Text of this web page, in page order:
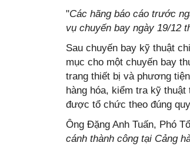
"Các hãng báo cáo trước
vụ chuyến bay ngày 19/12
Sau chuyến bay kỹ thuật
mục cho một chuyến bay
trang thiết bị và phương
hàng hóa, kiểm tra kỹ thuật
được tổ chức theo đúng
Ông Đặng Anh Tuấn, Phó
cánh thành công tại Cảng